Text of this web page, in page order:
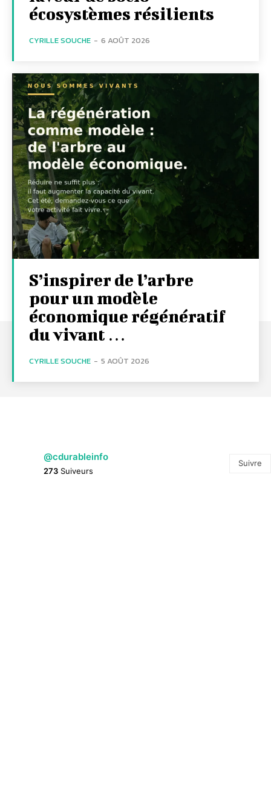
écosystèmes résilients
CYRILLE SOUCHE - 6 AOÛT 2026
S’inspirer de l’arbre
pour un modèle
économique régénératif
du vivant …
CYRILLE SOUCHE - 5 AOÛT 2026
@cdurableinfo
273 Suiveurs
Suivre